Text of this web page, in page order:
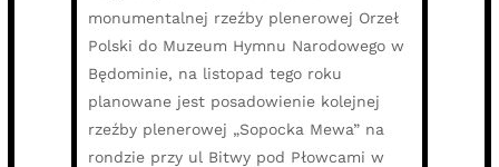
monumentalnej rzeźby plenerowej Orzeł
Polski do Muzeum Hymnu Narodowego w
Będominie, na listopad tego roku
planowane jest posadowienie kolejnej
rzeźby plenerowej „Sopocka Mewa” na
rondzie przy ul Bitwy pod Płowcami w